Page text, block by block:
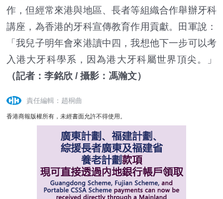
作，但經常來港與地區、長者等組織合作舉辦牙科
講座，為香港的牙科宣傳教育作用貢獻。田軍說：
「我兒子明年會來港讀中四，我想他下一步可以考
入港大牙科學系，因為港大牙科屬世界頂尖。」
（記者：李銘欣 / 攝影：馮瀚文）
責任編輯：趙桐曲
香港商報版權所有，未經書面允許不得使用。